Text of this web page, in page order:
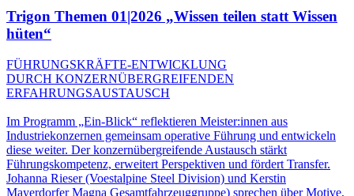
Trigon Themen 01|2026 „Wissen teilen statt Wissen
hüten“
FÜHRUNGSKRÄFTE-ENTWICKLUNG
DURCH KONZERNÜBERGREIFENDEN
ERFAHRUNGSAUSTAUSCH
Im Programm „Ein-Blick“ reflektieren Meister:innen aus
Industriekonzernen gemeinsam operative Führung und entwickeln
diese weiter. Der konzernübergreifende Austausch stärkt
Führungskompetenz, erweitert Perspektiven und fördert Transfer.
Johanna Rieser (Voestalpine Steel Division) und Kerstin
Mayerdorfer Magna Gesamtfahrzeuggruppe) sprechen über Motive,